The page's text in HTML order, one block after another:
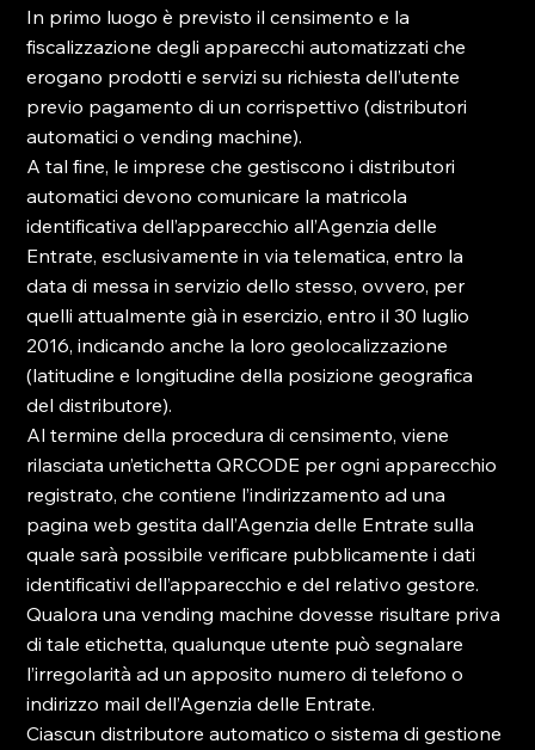
In primo luogo è previsto il censimento e la
fiscalizzazione degli apparecchi automatizzati che
erogano prodotti e servizi su richiesta dell’utente
previo pagamento di un corrispettivo (distributori
automatici o vending machine).
A tal fine, le imprese che gestiscono i distributori
automatici devono comunicare la matricola
identificativa dell’apparecchio all’Agenzia delle
Entrate, esclusivamente in via telematica, entro la
data di messa in servizio dello stesso, ovvero, per
quelli attualmente già in esercizio, entro il 30 luglio
2016, indicando anche la loro geolocalizzazione
(latitudine e longitudine della posizione geografica
del distributore).
Al termine della procedura di censimento, viene
rilasciata un’etichetta QRCODE per ogni apparecchio
registrato, che contiene l’indirizzamento ad una
pagina web gestita dall’Agenzia delle Entrate sulla
quale sarà possibile verificare pubblicamente i dati
identificativi dell’apparecchio e del relativo gestore.
Qualora una vending machine dovesse risultare priva
di tale etichetta, qualunque utente può segnalare
l’irregolarità ad un apposito numero di telefono o
indirizzo mail dell’Agenzia delle Entrate.
Ciascun distributore automatico o sistema di gestione